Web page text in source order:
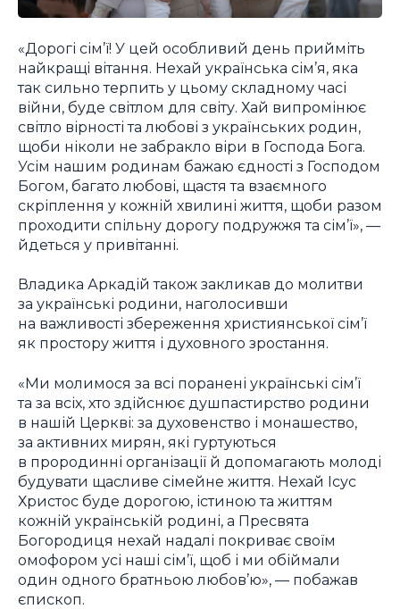
«Дорогі сім’ї! У цей особливий день прийміть
найкращі вітання. Нехай українська сім’я, яка
так сильно терпить у цьому складному часі
війни, буде світлом для світу. Хай випромінює
світло вірності та любові з українських родин,
щоби ніколи не забракло віри в Господа Бога.
Усім нашим родинам бажаю єдності з Господом
Богом, багато любові, щастя та взаємного
скріплення у кожній хвилині життя, щоби разом
проходити спільну дорогу подружжя та сім’ї», —
йдеться у привітанні.
Владика Аркадій також закликав до молитви
за українські родини, наголосивши
на важливості збереження християнської сім’ї
як простору життя і духовного зростання.
«Ми молимося за всі поранені українські сім’ї
та за всіх, хто здійснює душпастирство родини
в нашій Церкві: за духовенство і монашество,
за активних мирян, які гуртуються
в прородинні організації й допомагають молоді
будувати щасливе сімейне життя. Нехай Ісус
Христос буде дорогою, істиною та життям
кожній українській родині, а Пресвята
Богородиця нехай надалі покриває своїм
омофором усі наші сім’ї, щоб і ми обіймали
один одного братньою любов’ю», — побажав
єпископ.